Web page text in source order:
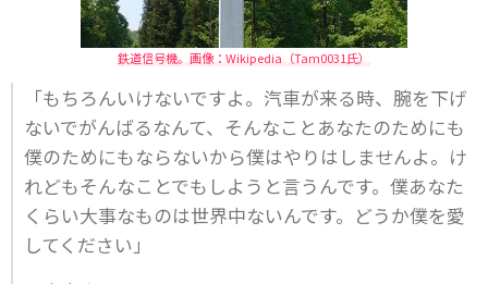
鉄道信号機。画像：Wikipedia（Tam0031氏）
「もちろんいけないですよ。汽車が来る時、腕を下げ
ないでがんばるなんて、そんなことあなたのためにも
僕のためにもならないから僕はやりはしませんよ。け
れどもそんなことでもしようと言うんです。僕あなた
くらい大事なものは世界中ないんです。どうか僕を愛
してください」